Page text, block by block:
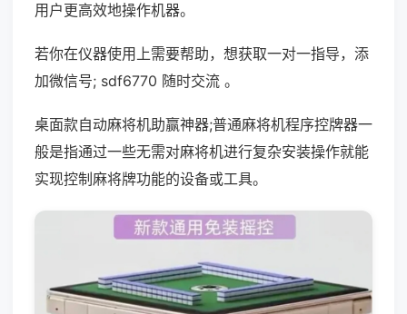
用户更高效地操作机器。
若你在仪器使用上需要帮助，想获取一对一指导，添
加微信号; sdf6770 随时交流 。
桌面款自动麻将机助赢神器;普通麻将机程序控牌器一
般是指通过一些无需对麻将机进行复杂安装操作就能
实现控制麻将牌功能的设备或工具。